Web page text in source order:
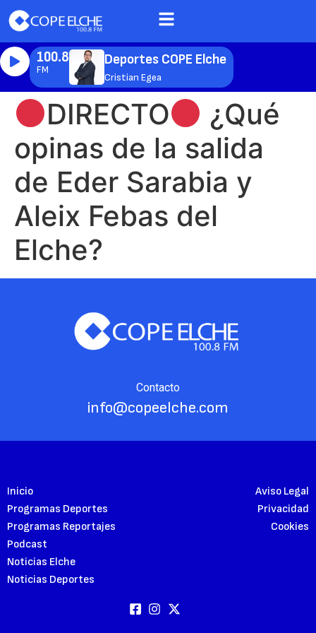
100.8
FM
Deportes COPE Elche
Cristian Egea
DIRECTO
¿Qué
opinas de la salida
de Eder Sarabia y
Aleix Febas del
Elche?
Contacto
info@copeelche.com
Inicio
Programas Deportes
Programas Reportajes
Podcast
Noticias Elche
Noticias Deportes
Aviso Legal
Privacidad
Cookies